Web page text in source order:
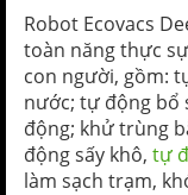
Robot Ecovacs
toàn năng thực
con người, gồm:
nước; tự động bổ
động; khử trùng
động sấy khô, tự
làm sạch trạm,